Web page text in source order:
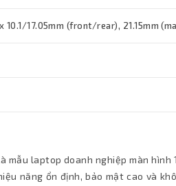
10.1/17.05mm (front/rear), 21.15mm
mẫu laptop doanh nghiệp màn hình
năng ổn định, bảo mật cao và